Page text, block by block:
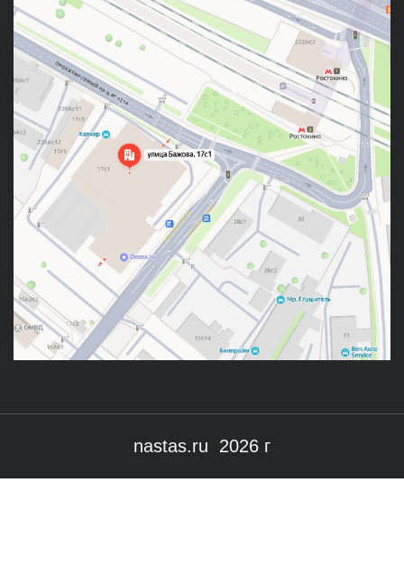
nastas.ru 2026 г